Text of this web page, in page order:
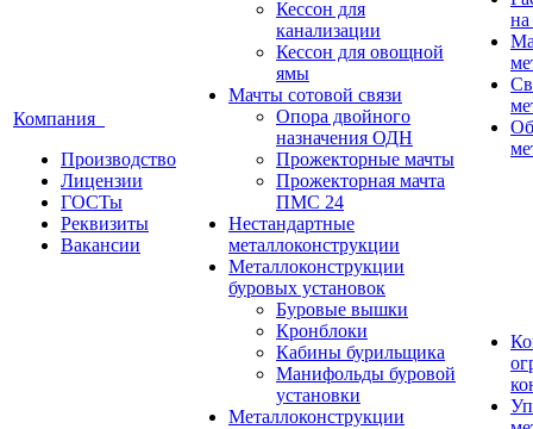
Компания
Производство
Лицензии
ГОСТы
Реквизиты
Вакансии
Кессон для
канализации
Кессон для овощной
ямы
Мачты сотовой связи
Опора двойного
назначения ОДН
Прожекторные мачты
Прожекторная мачта
ПМС 24
Нестандартные
металлоконструкции
Металлоконструкции
буровых установок
Буровые вышки
Кронблоки
Кабины бурильщика
Манифольды буровой
установки
Металлоконструкции